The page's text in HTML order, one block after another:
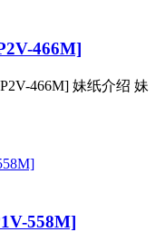
466M]
466M] 妹纸介绍 妹
558M]